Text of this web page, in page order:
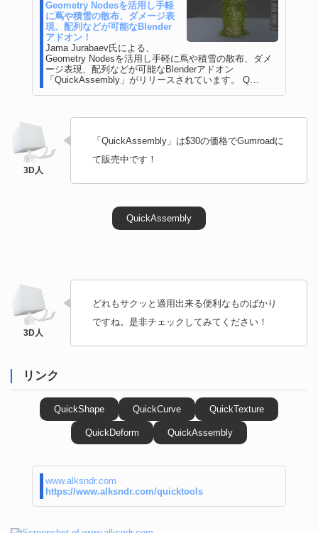
Geometry Nodesを活用し手軽
に蔦や積雪の散布、ダメージ表
現、配列などが可能なBlender
アドオン！
Jama Jurabaev氏による、
Geometry Nodesを活用し手軽に蔦や積雪の散布、ダメ
ージ表現、配列などが可能なBlenderアドオン
「QuickAssembly」がリリースされています。 Q…
「QuickAssembly」は$30の価格でGumroadに
て販売中です！
QuickAssembly
どれもサクッと適用出来る便利なものばかり
ですね。是非チェックしてみてください！
リンク
QuickShape QuickCurve QuickTexture
QuickDeform QuickAssembly
www.alksndr.com
https://www.alksndr.com/quicktools